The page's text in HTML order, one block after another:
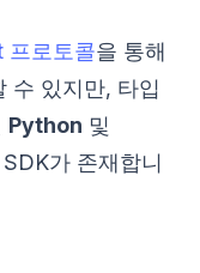
프로토콜을 통해
수 있지만, 타입
Python 및
가 존재합니